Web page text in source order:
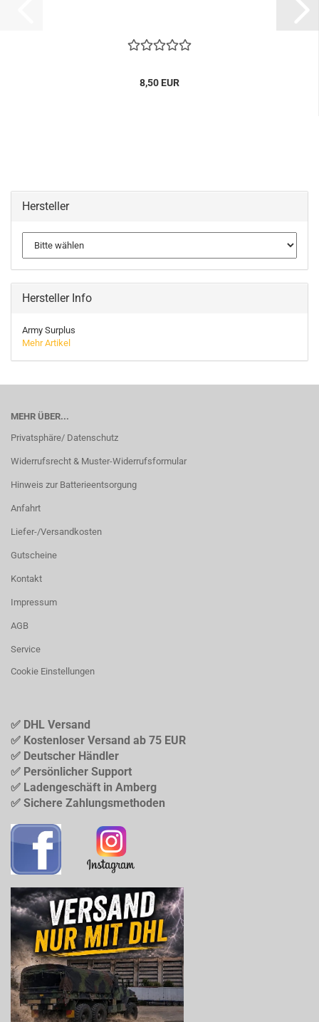
8,50 EUR
Hersteller
Hersteller Info
Army Surplus
Mehr Artikel
MEHR ÜBER...
Privatsphäre/ Datenschutz
Widerrufsrecht & Muster-Widerrufsformular
Hinweis zur Batterieentsorgung
Anfahrt
Liefer-/Versandkosten
Gutscheine
Kontakt
Impressum
AGB
Service
Cookie Einstellungen
✅ DHL Versand
✅ Kostenloser Versand ab 75 EUR
✅ Deutscher Händler
✅ Persönlicher Support
✅ Ladengeschäft in Amberg
✅ Sichere Zahlungsmethoden